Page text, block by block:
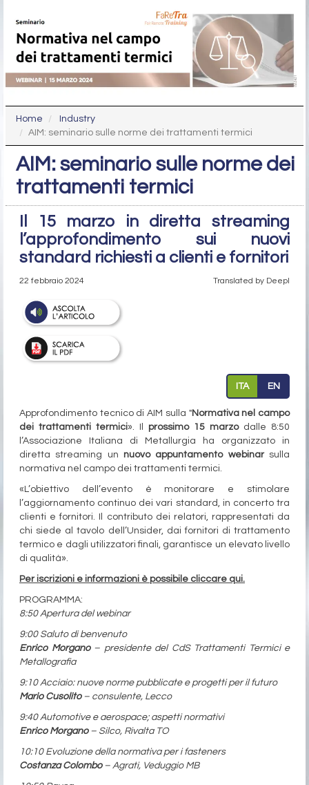
Home
Industry
AIM: seminario sulle norme dei trattamenti termici
AIM: seminario sulle norme dei
trattamenti termici
Il 15 marzo in diretta streaming
l’approfondimento sui nuovi
standard richiesti a clienti e fornitori
22 febbraio 2024 Translated by Deepl
ITA EN
Approfondimento tecnico di AIM sulla "Normativa nel campo
dei trattamenti termici». Il prossimo 15 marzodalle 8:50
l’Associazione Italiana di Metallurgia ha organizzato in
diretta streaming un nuovo appuntamento webinarsulla
normativa nel campo dei trattamenti termici.
«L’obiettivo dell’evento è monitorare e stimolare
l’aggiornamento continuo dei vari standard, in concerto tra
clienti e fornitori. Il contributo dei relatori, rappresentati da
chi siede al tavolo dell’Unsider, dai fornitori di trattamento
termico e dagli utilizzatori finali, garantisce un elevato livello
di qualità».
Per iscrizioni e informazioni è possibile cliccare qui.
PROGRAMMA:
8:50 Apertura del webinar
9:00 Saluto di benvenuto
Enrico Morgano– presidente del CdS Trattamenti Termici e
Metallografia
9:10 Acciaio: nuove norme pubblicate e progetti per il futuro
Mario Cusolito– consulente, Lecco
9:40 Automotive e aerospace; aspetti normativi
Enrico Morgano– Silco, Rivalta TO
10:10 Evoluzione della normativa per i fasteners
Costanza Colombo– Agrati, Veduggio MB